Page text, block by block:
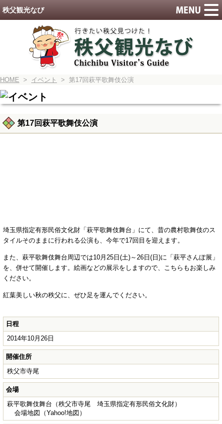
HOME > イベント > 第17回萩平歌舞伎公演
第17回萩平歌舞伎公演
埼玉県指定有形民俗文化財「萩平歌舞伎舞台」にて、昔の農村歌舞伎のス
タイルそのままに行われる公演も、今年で17回目を迎えます。
また、萩平歌舞伎舞台周辺では10月25日(土)～26日(日)に「萩平さんぽ展」
を、併せて開催します。絵画などの展示をしますので、こちらもお楽しみ
ください。
紅葉美しい秋の秩父に、ぜひ足を運んでください。
日程
2014年10月26日
開催住所
秩父市寺尾
会場
萩平歌舞伎舞台（秩父市寺尾 埼玉県指定有形民俗文化財）
会場地図（Yahoo!地図）
秩父観光なび